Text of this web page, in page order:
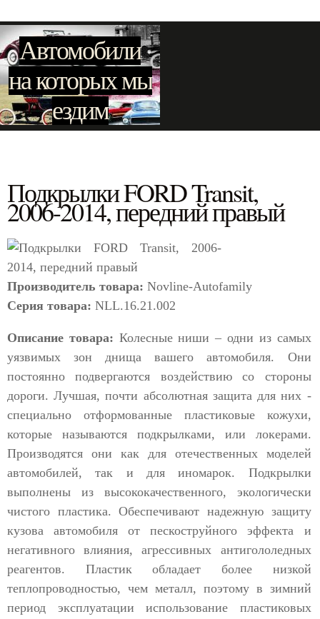
Автомобили
на которых мы
ездим
Подкрылки FORD Transit,
2006-2014, передний правый
Производитель товара: Novline-Autofamily
Серия товара: NLL.16.21.002
Описание товара: Колесные ниши – одни из самых
уязвимых зон днища вашего автомобиля. Они
постоянно подвергаются воздействию со стороны
дороги. Лучшая, почти абсолютная защита для них -
специально отформованные пластиковые кожухи,
которые называются подкрылками, или локерами.
Производятся они как для отечественных моделей
автомобилей, так и для иномарок. Подкрылки
выполнены из высококачественного, экологически
чистого пластика. Обеспечивают надежную защиту
кузова автомобиля от пескоструйного эффекта и
негативного влияния, агрессивных антигололедных
реагентов. Пластик обладает более низкой
теплопроводностью, чем металл, поэтому в зимний
период эксплуатации использование пластиковых